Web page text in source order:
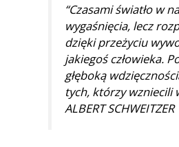
“Czasami światło w
wygaśnięcia, lecz
dzięki przeżyciu
jakiegoś człowieka.
głęboką
tych, którzy wzniecili
ALBERT SCHWEITZER